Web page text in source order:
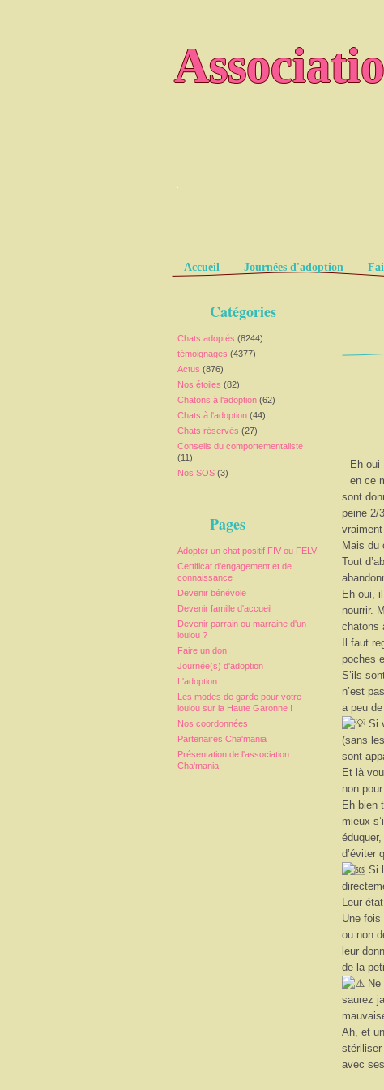
.
Pages
Accueil Journées d'adoption
Catégories
Chats adoptés (8244)
témoignages (4377)
Actus (876)
Nos étoiles (82)
Chatons à l'adoption (62)
Chats à l'adoption (44)
Chats réservés (27)
Conseils du comportementaliste
(11)
Nos SOS (3)
Pages
Adopter un chat positif FIV ou FELV
Certificat d'engagement et de
connaissance
Devenir bénévole
Devenir famille d'accueil
Devenir parrain ou marraine d'un
loulou ?
Faire un don
Journée(s) d'adoption
L'adoption
Les modes de garde pour votre
loulou sur la Haute Garonne !
Nos coordonnées
Partenaires Cha'mania
Présentation de l'association
Cha'mania
Eh
en ce
sont
peine 2/
Mais du
Tout
Eh oui,
nourrir.
chatons
Il faut
poches
S’ils
n’est
a peu
Si
(sans
sont
Et là
non
Eh bien
mieux
d’éviter
Si
Leur
Une
ou non
leur
de la
saurez
Ah, et
avec